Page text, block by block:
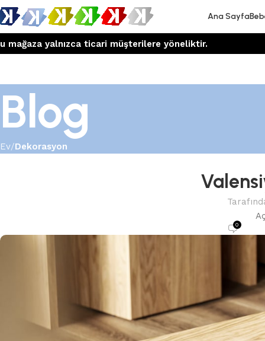
Ana Sayfa
mağaza yalnızca ticari müşterilere yöneliktir.
Blog
Ev Dekorasyon
0